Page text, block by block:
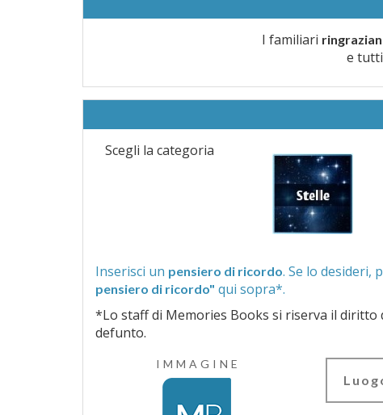
I familiari
e
Scegli la categoria
Inserisci un pensiero di ricordo
pensiero di ricordo" qui sopra*.
*Lo staff di Memories Books si riserva il diritto di vagliare il
defunto.
IMMAGINE